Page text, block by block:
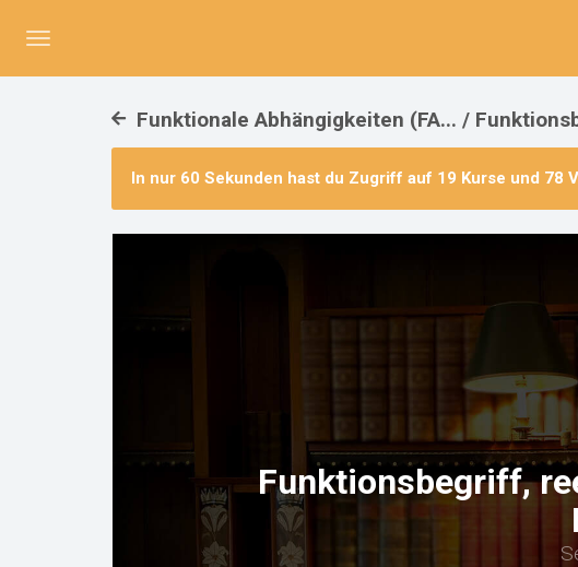
Menü
Funktionale Abhängigkeiten (FA... /
In nur 60 Sekunden hast du Zugriff auf 19 Kurse und 78
Funktionsbegriff,